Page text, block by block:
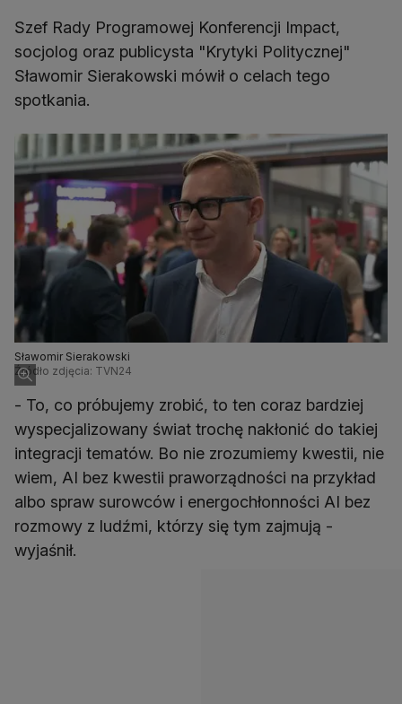
Szef Rady Programowej Konferencji Impact,
socjolog oraz publicysta "Krytyki Politycznej"
Sławomir Sierakowski mówił o celach tego
spotkania.
Sławomir Sierakowski
Źródło zdjęcia: TVN24
- To, co próbujemy zrobić, to ten coraz bardziej
wyspecjalizowany świat trochę nakłonić do takiej
integracji tematów. Bo nie zrozumiemy kwestii, nie
wiem, AI bez kwestii praworządności na przykład
albo spraw surowców i energochłonności AI bez
rozmowy z ludźmi, którzy się tym zajmują -
wyjaśnił.